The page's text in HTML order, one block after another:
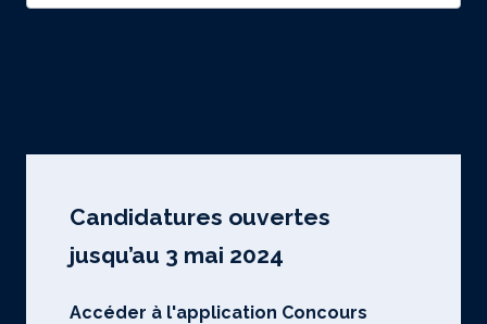
Candidatures ouvertes
jusqu’au 3 mai 2024
Accéder à l'application Concours